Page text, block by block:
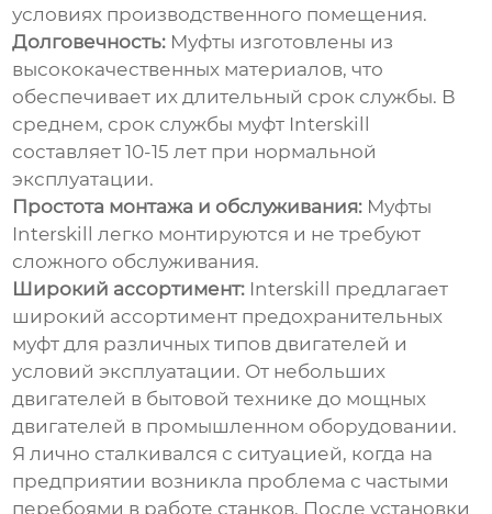
условиях производственного помещения.
Долговечность: Муфты изготовлены из
высококачественных материалов, что
обеспечивает их длительный срок службы. В
среднем, срок службы муфт Interskill
составляет 10-15 лет при нормальной
эксплуатации.
Простота монтажа и обслуживания: Муфты
Interskill легко монтируются и не требуют
сложного обслуживания.
Широкий ассортимент: Interskill предлагает
широкий ассортимент предохранительных
муфт для различных типов двигателей и
условий эксплуатации. От небольших
двигателей в бытовой технике до мощных
двигателей в промышленном оборудовании.
Я лично сталкивался с ситуацией, когда на
предприятии возникла проблема с частыми
перебоями в работе станков. После установки